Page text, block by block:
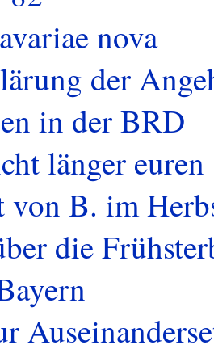
nova
der
in der BRD
länger
von B. im
die